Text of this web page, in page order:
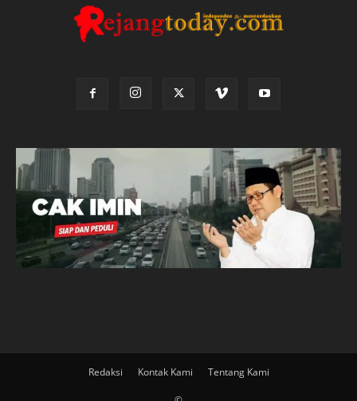
Redaksi Kontak Kami Tentang Kami